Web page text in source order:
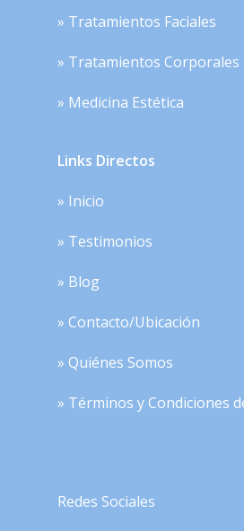
» Tratamientos Faciales
» Tratamientos Corporales
» Medicina Estética
Links Directos
» Inicio
» Testimonios
» Blog
» Contacto/Ubicación
» Quiénes Somos
» Términos y Condiciones
Redes Sociales